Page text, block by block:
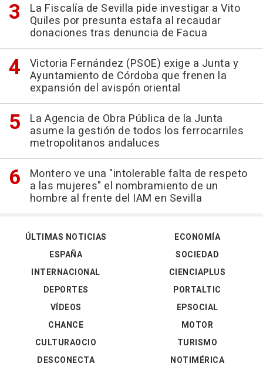
La Fiscalía de Sevilla pide investigar a Vito
Quiles por presunta estafa al recaudar
donaciones tras denuncia de Facua
Victoria Fernández (PSOE) exige a Junta y
Ayuntamiento de Córdoba que frenen la
expansión del avispón oriental
La Agencia de Obra Pública de la Junta
asume la gestión de todos los ferrocarriles
metropolitanos andaluces
Montero ve una "intolerable falta de respeto
a las mujeres" el nombramiento de un
hombre al frente del IAM en Sevilla
ÚLTIMAS NOTICIAS
ESPAÑA
INTERNACIONAL
DEPORTES
VÍDEOS
ECONOMÍA
SOCIEDAD
CIENCIAPLUS
PORTALTIC
EPSOCIAL
CHANCE
CULTURAOCIO
DESCONECTA
MOTOR
TURISMO
NOTIMÉRICA